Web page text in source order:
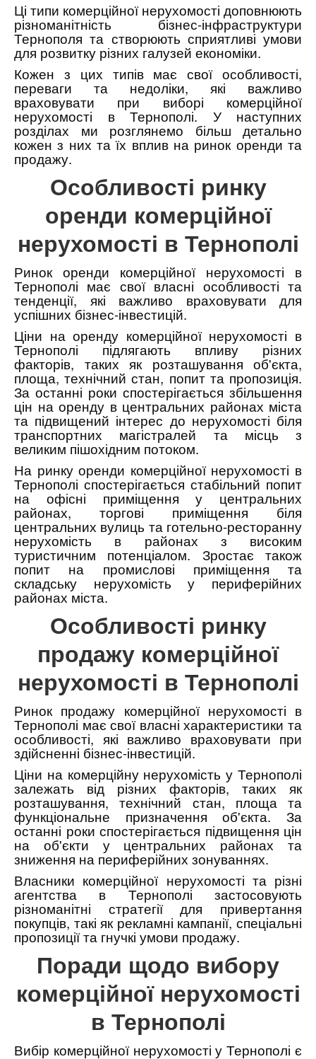
Ці типи комерційної нерухомості доповнюють
різноманітність бізнес-інфраструктури
Тернополя та створюють сприятливі умови
для розвитку різних галузей економіки.
Кожен з цих типів має свої особливості,
переваги та недоліки, які важливо
враховувати при виборі комерційної
нерухомості в Тернополі. У наступних
розділах ми розглянемо більш детально
кожен з них та їх вплив на ринок оренди та
продажу.
Особливості ринку
оренди комерційної
нерухомості в Тернополі
Ринок оренди комерційної нерухомості в
Тернополі має свої власні особливості та
тенденції, які важливо враховувати для
успішних бізнес-інвестицій.
Ціни на оренду комерційної нерухомості в
Тернополі підлягають впливу різних
факторів, таких як розташування об'єкта,
площа, технічний стан, попит та пропозиція.
За останні роки спостерігається збільшення
цін на оренду в центральних районах міста
та підвищений інтерес до нерухомості біля
транспортних магістралей та місць з
великим пішохідним потоком.
На ринку оренди комерційної нерухомості в
Тернополі спостерігається стабільний попит
на офісні приміщення у центральних
районах, торгові приміщення біля
центральних вулиць та готельно-ресторанну
нерухомість в районах з високим
туристичним потенціалом. Зростає також
попит на промислові приміщення та
складську нерухомість у периферійних
районах міста.
Особливості ринку
продажу комерційної
нерухомості в Тернополі
Ринок продажу комерційної нерухомості в
Тернополі має свої власні характеристики та
особливості, які важливо враховувати при
здійсненні бізнес-інвестицій.
Ціни на комерційну нерухомість у Тернополі
залежать від різних факторів, таких як
розташування, технічний стан, площа та
функціональне призначення об'єкта. За
останні роки спостерігається підвищення цін
на об'єкти у центральних районах та
зниження на периферійних зонуваннях.
Власники комерційної нерухомості та різні
агентства в Тернополі застосовують
різноманітні стратегії для привертання
покупців, такі як рекламні кампанії, спеціальні
пропозиції та гнучкі умови продажу.
Поради щодо вибору
комерційної нерухомості
в Тернополі
Вибір комерційної нерухомості у Тернополі є